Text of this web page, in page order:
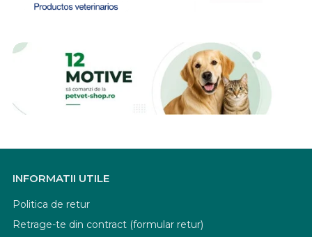
INFORMATII UTILE
Politica de retur
Retrage-te din contract (formular retur)